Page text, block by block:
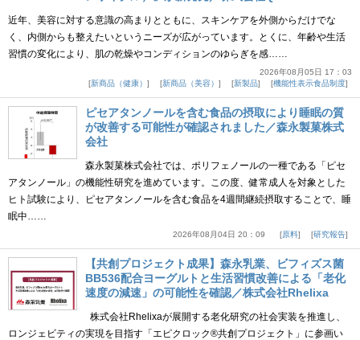
近年、美容に対する意識の高まりとともに、スキンケアを外側からだけでな
く、内側からも整えたいというニーズが広がっています。とくに、年齢や生活
習慣の変化により、肌の乾燥やコンディションのゆらぎを感……
2026年08月05日 17：03
新商品（健康）
新商品（美容） 新製品 機能性表示食品制度
ピセアタンノールを含む食品の摂取により睡眠の質
が改善する可能性が確認されました／森永製菓株式
会社
森永製菓株式会社では、ポリフェノールの一種である「ピセ
アタンノール」の機能性研究を進めています。この度、健常成人を対象とした
ヒト試験により、ピセアタンノールを含む食品を4週間継続摂取することで、睡
眠中……
2026年08月04日 20：09 原料 研究報告
【共創プロジェクト成果】森永乳業、ビフィズス菌
BB536配合ヨーグルトと生活習慣改善による「老化
速度の減速」の可能性を確認／株式会社Rhelixa
株式会社Rhelixaが展開する老化研究の社会実装を推進し、
ロンジェビティの実現を目指す「エピクロック®共創プロジェクト」に参画い